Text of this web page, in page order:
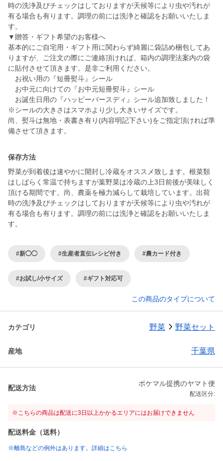
時の洗浄及びチェックはしておりますが天候等により虫や汚れが
有る場合も有ります。調理の前には洗浄と確認をお願いいたしま
す。
▼贈答・ギフト希望のお客様へ
基本的にご自宅用・ギフト用に関わらず綺麗に袋詰め梱包してあ
りますが、ご注文の際にご連絡頂ければ、箱内の調理法案内の袋
に貼付させて頂きます。是非ご利用ください。
お祝い用の『短冊熨斗』シール
お中元に向けての『お中元短冊熨斗』シール
お誕生日用の『ハッピーバースディ』シール追加致しました！
※シールの大きさはスマホより少し大きいサイズです。
尚、熨斗は無地・表書き有り(内容明記下さい)をご指定頂ければ準
備させて頂きます。
保存方法
野菜が到着後は速やかに開封し冷蔵をオススメ致します。根菜類
はしばらく常温で持ちますが葉野菜は冷蔵の上3日前後が美味しく
頂ける期間です。尚、農薬を極力減らして栽培しています。出荷
時の洗浄及びチェックはしておりますが天候等により虫や汚れが
有る場合も有ります。調理の前には洗浄と確認をお願いいたしま
す。
#新◯◯ #生産者直伝レシピ付き #農カード付き
#お試し/小サイズ #ギフト対応可
この商品のタイプについて
カテゴリ 野菜 野菜セット
産地 千葉県
配送方法
ポケマル提携のヤマト便
配送区分:
※こちらの商品は配送に3日以上かかるエリアにはお届けできません
配送料金（送料）
※離島などの例外はあります。詳細はこちら